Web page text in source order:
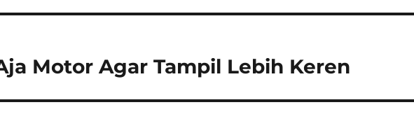
Motor Agar Tampil Lebih Keren